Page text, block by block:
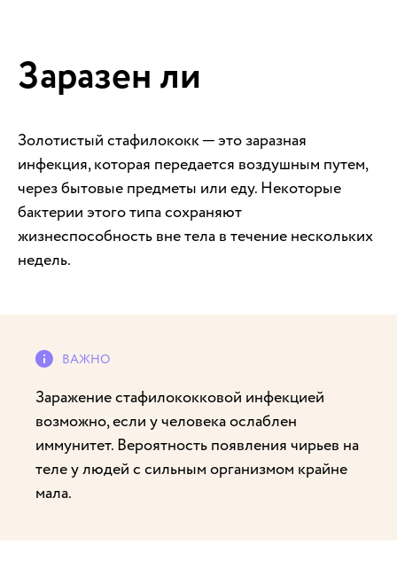
Заразен ли
Золотистый стафилококк ─ это заразная
инфекция, которая передается воздушным путем,
через бытовые предметы или еду. Некоторые
бактерии этого типа сохраняют
жизнеспособность вне тела в течение нескольких
недель.
Заражение стафилококковой инфекцией
возможно, если у человека ослаблен
иммунитет. Вероятность появления чирьев на
теле у людей с сильным организмом крайне
мала.